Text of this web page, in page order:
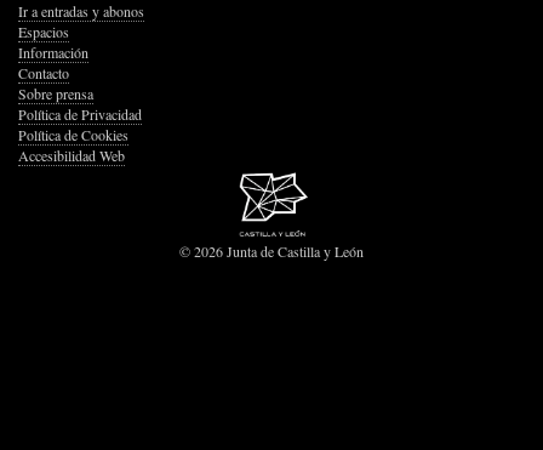
Ir a entradas y abonos
Espacios
Información
Contacto
Sobre prensa
Política de Privacidad
Política de Cookies
Accesibilidad Web
© 2026 Junta de Castilla y León